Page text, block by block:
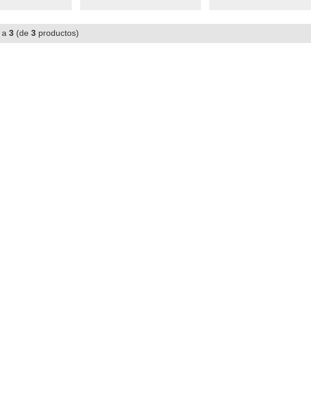
a 3 (de 3 productos)